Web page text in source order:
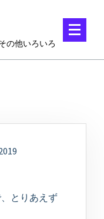
の他いろいろ
とりあえず